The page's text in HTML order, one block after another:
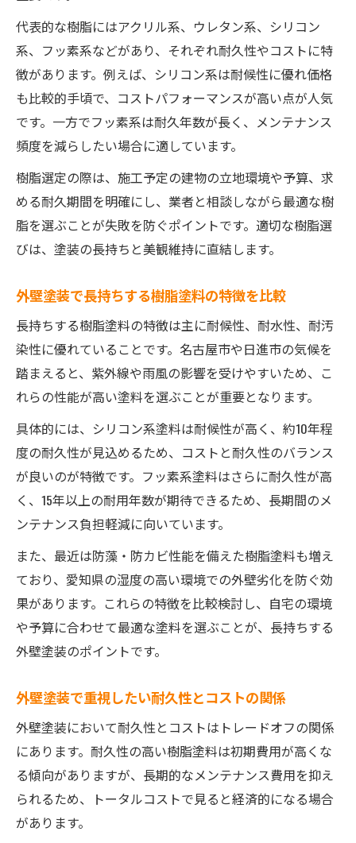
代表的な樹脂にはアクリル系、ウレタン系、シリコン
系、フッ素系などがあり、それぞれ耐久性やコストに特
徴があります。例えば、シリコン系は耐候性に優れ価格
も比較的手頃で、コストパフォーマンスが高い点が人気
です。一方でフッ素系は耐久年数が長く、メンテナンス
頻度を減らしたい場合に適しています。
樹脂選定の際は、施工予定の建物の立地環境や予算、求
める耐久期間を明確にし、業者と相談しながら最適な樹
脂を選ぶことが失敗を防ぐポイントです。適切な樹脂選
びは、塗装の長持ちと美観維持に直結します。
外壁塗装で長持ちする樹脂塗料の特徴を比較
長持ちする樹脂塗料の特徴は主に耐候性、耐水性、耐汚
染性に優れていることです。名古屋市や日進市の気候を
踏まえると、紫外線や雨風の影響を受けやすいため、こ
れらの性能が高い塗料を選ぶことが重要となります。
具体的には、シリコン系塗料は耐候性が高く、約10年程
度の耐久性が見込めるため、コストと耐久性のバランス
が良いのが特徴です。フッ素系塗料はさらに耐久性が高
く、15年以上の耐用年数が期待できるため、長期間のメ
ンテナンス負担軽減に向いています。
また、最近は防藻・防カビ性能を備えた樹脂塗料も増え
ており、愛知県の湿度の高い環境での外壁劣化を防ぐ効
果があります。これらの特徴を比較検討し、自宅の環境
や予算に合わせて最適な塗料を選ぶことが、長持ちする
外壁塗装のポイントです。
外壁塗装で重視したい耐久性とコストの関係
外壁塗装において耐久性とコストはトレードオフの関係
にあります。耐久性の高い樹脂塗料は初期費用が高くな
る傾向がありますが、長期的なメンテナンス費用を抑え
られるため、トータルコストで見ると経済的になる場合
があります。